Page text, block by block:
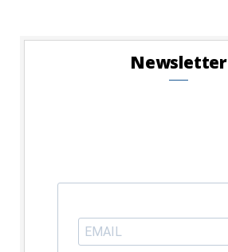
Newsletter